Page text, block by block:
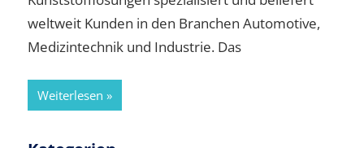
weltweit Kunden in den Branchen Automotive,
Medizintechnik und Industrie. Das
Weiterlesen